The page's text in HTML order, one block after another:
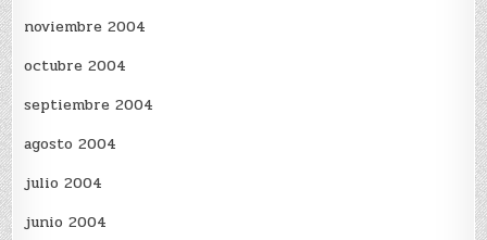
noviembre 2004
octubre 2004
septiembre 2004
agosto 2004
julio 2004
junio 2004